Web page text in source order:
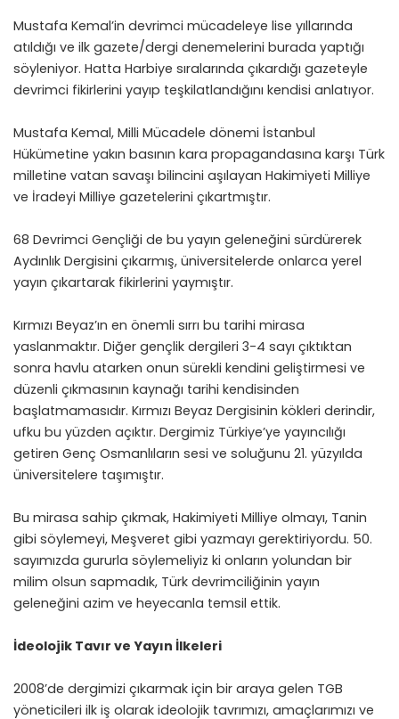
Mustafa Kemal’in devrimci mücadeleye lise yıllarında
atıldığı ve ilk gazete/dergi denemelerini burada yaptığı
söyleniyor. Hatta Harbiye sıralarında çıkardığı gazeteyle
devrimci fikirlerini yayıp teşkilatlandığını kendisi anlatıyor.
Mustafa Kemal, Milli Mücadele dönemi İstanbul
Hükümetine yakın basının kara propagandasına karşı Türk
milletine vatan savaşı bilincini aşılayan Hakimiyeti Milliye
ve İradeyi Milliye gazetelerini çıkartmıştır.
68 Devrimci Gençliği de bu yayın geleneğini sürdürerek
Aydınlık Dergisini çıkarmış, üniversitelerde onlarca yerel
yayın çıkartarak fikirlerini yaymıştır.
Kırmızı Beyaz’ın en önemli sırrı bu tarihi mirasa
yaslanmaktır. Diğer gençlik dergileri 3-4 sayı çıktıktan
sonra havlu atarken onun sürekli kendini geliştirmesi ve
düzenli çıkmasının kaynağı tarihi kendisinden
başlatmamasıdır. Kırmızı Beyaz Dergisinin kökleri derindir,
ufku bu yüzden açıktır. Dergimiz Türkiye’ye yayıncılığı
getiren Genç Osmanlıların sesi ve soluğunu 21. yüzyılda
üniversitelere taşımıştır.
Bu mirasa sahip çıkmak, Hakimiyeti Milliye olmayı, Tanin
gibi söylemeyi, Meşveret gibi yazmayı gerektiriyordu. 50.
sayımızda gururla söylemeliyiz ki onların yolundan bir
milim olsun sapmadık, Türk devrimciliğinin yayın
geleneğini azim ve heyecanla temsil ettik.
İdeolojik Tavır ve Yayın İlkeleri
2008’de dergimizi çıkarmak için bir araya gelen TGB
yöneticileri ilk iş olarak ideolojik tavrımızı, amaçlarımızı ve